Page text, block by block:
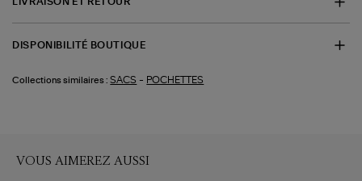
DISPONIBILITÉ BOUTIQUE
Collections similaires : SACS - POCHETTES
VOUS AIMEREZ AUSSI